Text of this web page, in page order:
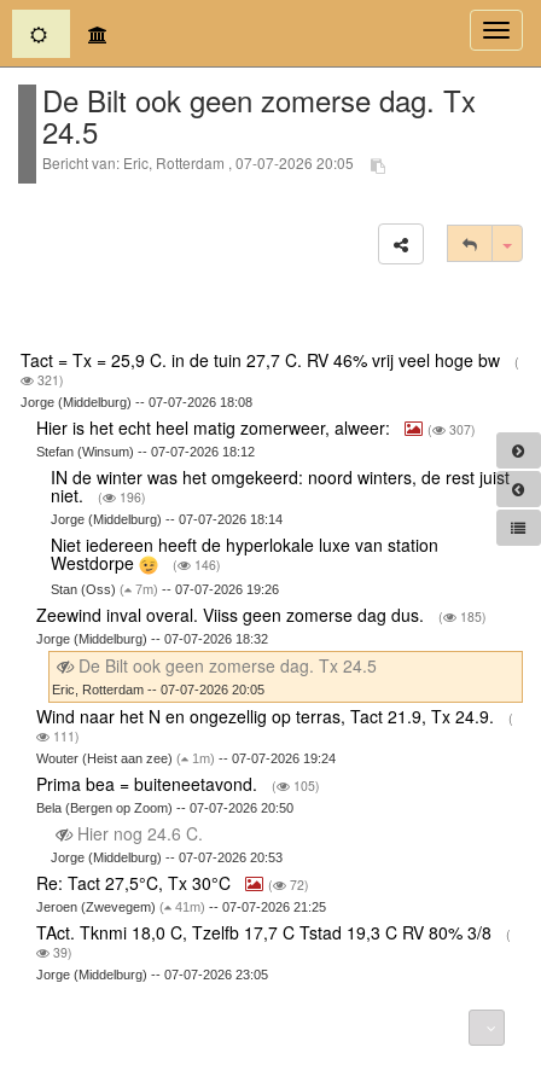
(current)
De Bilt ook geen zomerse dag. Tx
24.5
Bericht van: Eric, Rotterdam , 07-07-2026 20:05
Tact = Tx = 25,9 C. in de tuin 27,7 C. RV 46% vrij veel hoge bw
(
321)
Jorge (Middelburg) -- 07-07-2026 18:08
Hier is het echt heel matig zomerweer, alweer: ( 307)
Stefan (Winsum) -- 07-07-2026 18:12
IN de winter was het omgekeerd: noord winters, de rest juist
niet. ( 196)
Jorge (Middelburg) -- 07-07-2026 18:14
Niet iedereen heeft de hyperlokale luxe van station
Westdorpe ( 146)
Stan (Oss)( 7m) -- 07-07-2026 19:26
Zeewind inval overal. Viiss geen zomerse dag dus. ( 185)
Jorge (Middelburg) -- 07-07-2026 18:32
De Bilt ook geen zomerse dag. Tx 24.5
Eric, Rotterdam -- 07-07-2026 20:05
Wind naar het N en ongezellig op terras, Tact 21.9, Tx 24.9.
(
111)
Wouter (Heist aan zee) ( 1m) -- 07-07-2026 19:24
Prima bea = buiteneetavond. ( 105)
Bela (Bergen op Zoom) -- 07-07-2026 20:50
Hier nog 24.6 C.
Jorge (Middelburg) -- 07-07-2026 20:53
Re: Tact 27,5°C, Tx 30°C ( 72)
Jeroen (Zwevegem) ( 41m) -- 07-07-2026 21:25
TAct. Tknmi 18,0 C, Tzelfb 17,7 C Tstad 19,3 C RV 80% 3/8
(
39)
Jorge (Middelburg) -- 07-07-2026 23:05